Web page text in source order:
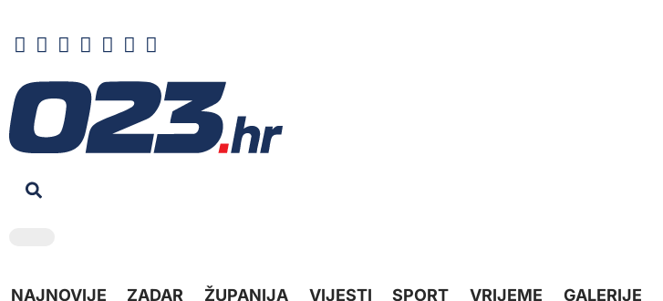
NAJNOVIJE ZADAR ŽUPANIJA VIJESTI SPORT VRIJEME GALERIJE